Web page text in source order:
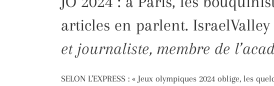
articles en parlent.
et journaliste, membre de
SELON L’EXPRESS : « Jeux olympiques 2024 oblige, les